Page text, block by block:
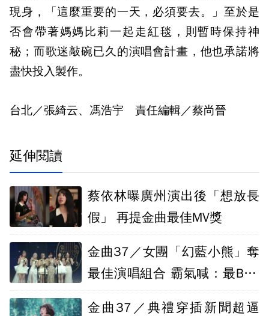
現身，「這麼重要的一天，必須要去。」至於是
否會帶著媽媽比莉一起走紅毯，則暫時保持神
秘；而歌迷敲碗已久的演唱會計畫，他也承諾將
盡快投入製作。
台北／張綺云、馮浩宇 責任編輯／蔡尚晉
延伸閱讀
蔡依林曝廣州演出後「想放長
假」 再提金曲最佳MV獎
金曲37／女團「幻藍小熊」奪
最佳演唱組合 霸氣喊：最BAD
金曲37／典禮穿插新聞超逼